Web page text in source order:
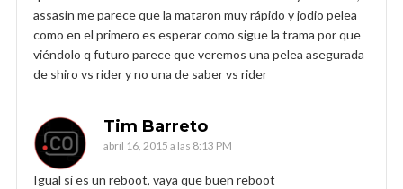
assasin me parece que la mataron muy rápido y jodio pelea
como en el primero es esperar como sigue la trama por que
viéndolo q futuro parece que veremos una pelea asegurada
de shiro vs rider y no una de saber vs rider
Tim Barreto
abril 16, 2015 a las 8:13 PM
Igual si es un reboot, vaya que buen reboot